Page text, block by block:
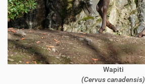
Wapiti
(Cervus canadensis)